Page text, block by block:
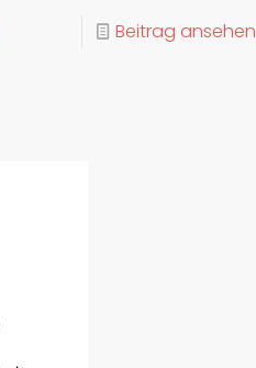
Beitrag ansehen